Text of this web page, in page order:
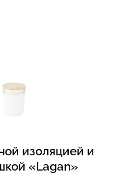
изоляцией и
«Lagan»